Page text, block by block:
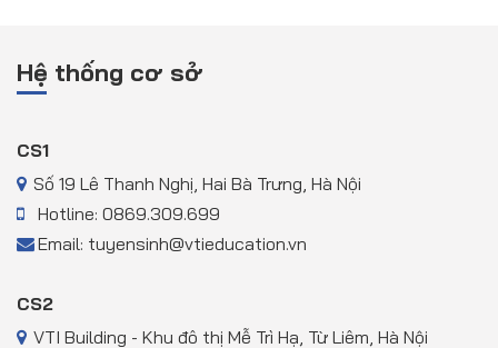
Hệ thống cơ sở
CS1
Số 19 Lê Thanh Nghị, Hai Bà Trưng, Hà Nội
Hotline: 0869.309.699
Email: tuyensinh@vtieducation.vn
CS2
VTI Building - Khu đô thị Mễ Trì Hạ, Từ Liêm, Hà Nội